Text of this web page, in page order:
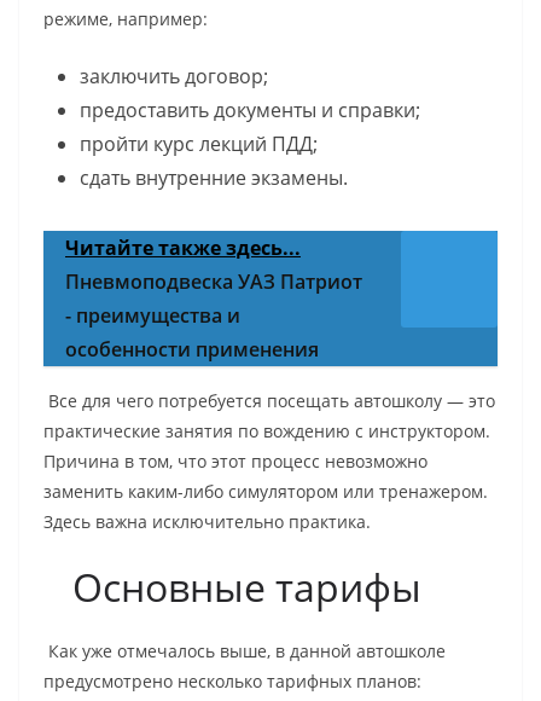
режиме, например:
заключить договор;
предоставить документы и справки;
пройти курс лекций ПДД;
сдать внутренние экзамены.
Читайте также здесь...
Пневмоподвеска УАЗ Патриот
- преимущества и
особенности применения
Все для чего потребуется посещать автошколу — это
практические занятия по вождению с инструктором.
Причина в том, что этот процесс невозможно
заменить каким-либо симулятором или тренажером.
Здесь важна исключительно практика.
Основные тарифы
Как уже отмечалось выше, в данной автошколе
предусмотрено несколько тарифных планов: